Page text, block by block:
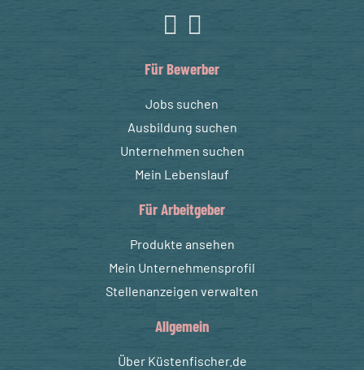
Für Bewerber
Jobs suchen
Ausbildung suchen
Unternehmen suchen
Mein Lebenslauf
Für Arbeitgeber
Produkte ansehen
Mein Unternehmensprofil
Stellenanzeigen verwalten
Allgemein
Über Küstenfischer.de